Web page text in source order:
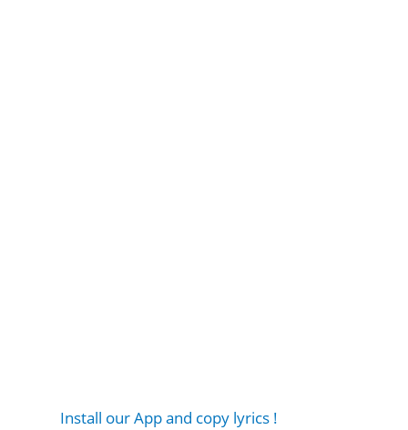
Install our App and copy lyrics !